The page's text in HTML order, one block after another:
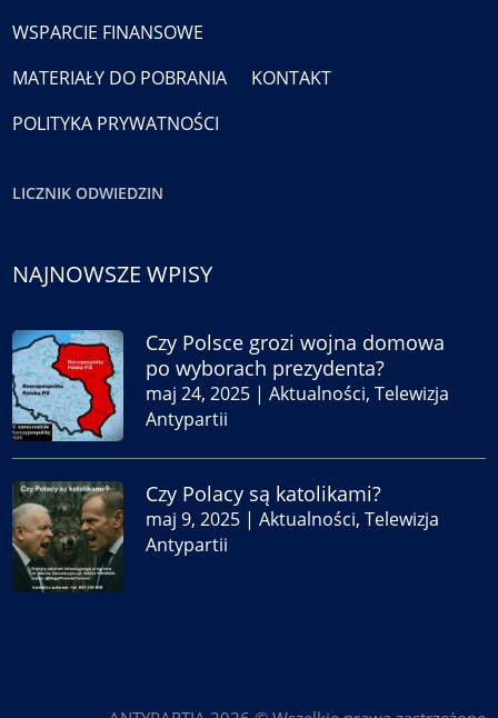
WSPARCIE FINANSOWE
MATERIAŁY DO POBRANIA
KONTAKT
POLITYKA PRYWATNOŚCI
LICZNIK ODWIEDZIN
NAJNOWSZE WPISY
Czy Polsce grozi wojna domowa
po wyborach prezydenta?
maj 24, 2025 |Aktualności,Telewizja
Antypartii
Czy Polacy są katolikami?
maj 9, 2025 |Aktualności,Telewizja
Antypartii